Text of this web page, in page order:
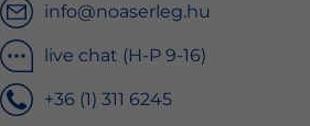
info@noaserleg.hu
live chat (H-P 9-16)
+36 (1) 311 6245